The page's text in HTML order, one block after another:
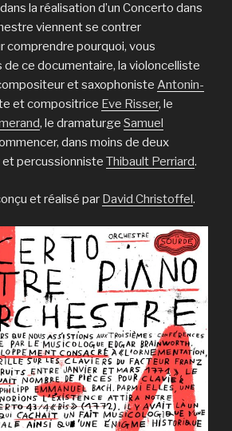
la réalisation d’un Concerto dans
viennent se contrer
comprendre pourquoi, vous
de ce documentaire, la violoncelliste
et saxophoniste Antonin-
et compositrice Eve Risser, le
, le dramaturge Samuel
dans moins de deux
percussionniste Thibault Perriard.
et réalisé par David Christoffel.